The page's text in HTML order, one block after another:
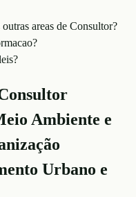
areas de Consultor?
Ambiente e
Urbano e